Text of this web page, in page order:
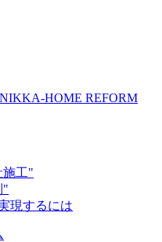
NIKKA-HOME REFORM
施工"
"
現するには